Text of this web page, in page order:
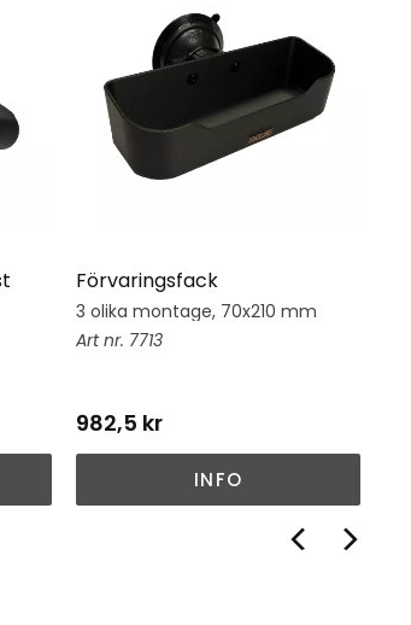
Förvaringsfack
3 olika montage, 70x210 mm
7713
982,5 kr
INFO